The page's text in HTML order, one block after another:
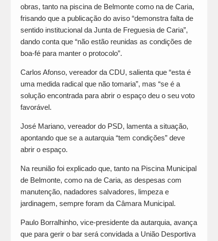
obras, tanto na piscina de Belmonte como na de Caria,
frisando que a publicação do aviso “demonstra falta de
sentido institucional da Junta de Freguesia de Caria”,
dando conta que “não estão reunidas as condições de
boa-fé para manter o protocolo”.
Carlos Afonso, vereador da CDU, salienta que “esta é
uma medida radical que não tomaria”, mas “se é a
solução encontrada para abrir o espaço deu o seu voto
favorável.
José Mariano, vereador do PSD, lamenta a situação,
apontando que se a autarquia “tem condições” deve
abrir o espaço.
Na reunião foi explicado que, tanto na Piscina Municipal
de Belmonte, como na de Caria, as despesas com
manutenção, nadadores salvadores, limpeza e
jardinagem, sempre foram da Câmara Municipal.
Paulo Borralhinho, vice-presidente da autarquia, avança
que para gerir o bar será convidada a União Desportiva